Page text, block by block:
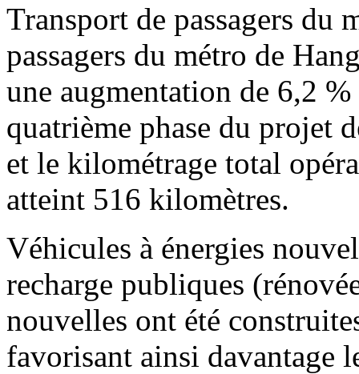
Transport de passagers du
passagers du métro de
une augmentation de 6,2
quatrième phase du projet
et le kilométrage total
atteint 516 kilomètres.
Véhicules à énergies
recharge publiques
nouvelles ont été
favorisant ainsi davantage